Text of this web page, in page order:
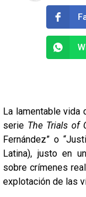
La lamentable vida
serie The Trials of
Fernández” o
Latina), justo en
sobre crímenes
explotación de las